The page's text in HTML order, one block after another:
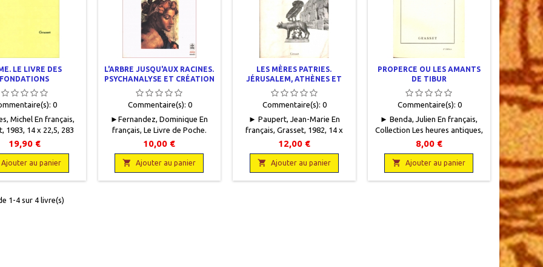
LE LIVRE DES
FONDATIONS
0
Michel En français,
1983, 14 x 22,5, 283
pages, broché.
19,90 €
Ajouter au panier
L'ARBRE JUSQU'AUX RACINES.
PSYCHANALYSE ET CRÉATION
Commentaire(s): 0
►Fernandez, Dominique En
français, Le Livre de Poche.
Biblio essais, Grasset, 1992, 11
x 16,5, 374 pages, broché,
occasion . Bon état. Epuisé chez
l'éditeur, 9782253061618
10,00 €
 Ajouter au panier
LES MÈRES PATRIES.
JÉRUSALEM, ATHÈNES ET
ROME
Commentaire(s):0
► Paupert, Jean-Marie En
français, Grasset, 1982, 14 x
22,5, 345 pages, broché,
occasion. Couverture usagée,
marquée. Bon état
intérieur.9782246278313
12,00 €
 Ajouter au panier
PROPERCE OU LES AMANTS
DE TIBUR
Commentaire(s): 0
► Benda, Julien En français,
Collection Les heures antiques,
Grasset, 1928, 12 x 18, 176
pages, broché, occasion . Bon
état. Papier intérieur jauni sur
les bords. Protégé par du
papier cristal.
8,00 €
 Ajouter au panier
1-4 sur 4 livre(s)